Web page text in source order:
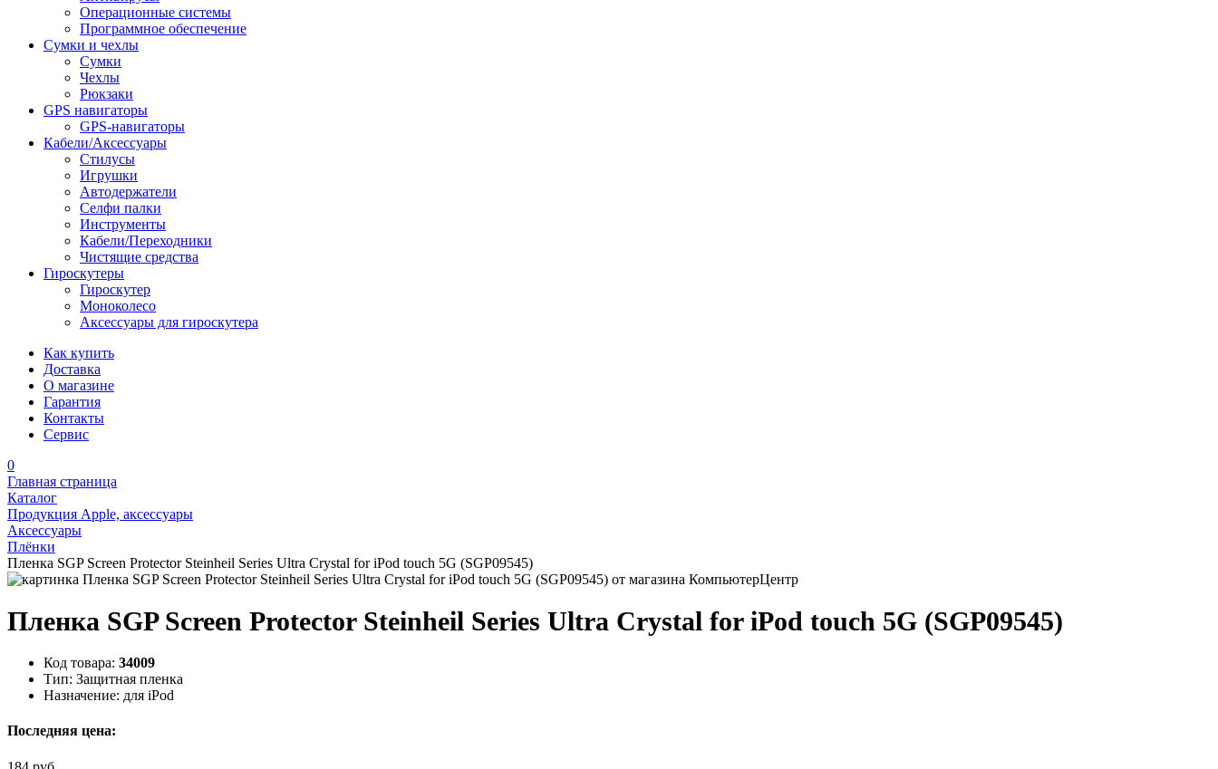
Операционные системы
Программное обеспечение
Сумки и чехлы
Сумки
Чехлы
Рюкзаки
GPS навигаторы
GPS-навигаторы
Кабели/Аксессуары
Стилусы
Игрушки
Автодержатели
Селфи палки
Инструменты
Кабели/Переходники
Чистящие средства
Гироскутеры
Гироскутер
Моноколесо
Аксессуары для гироскутера
Как купить
Доставка
О магазине
Гарантия
Контакты
Сервис
0
Главная страница
Каталог
Продукция Apple, аксессуары
Аксессуары
Плёнки
Пленка SGP Screen Protector Steinheil Series Ultra Crystal for iPod touch 5G (SGP09545)
Пленка SGP Screen Protector Steinheil Series Ultra Crystal for iPod touch 5G (SGP09545)
Код товара: 34009
Тип: Защитная пленка
Назначение: для iPod
Последняя цена: